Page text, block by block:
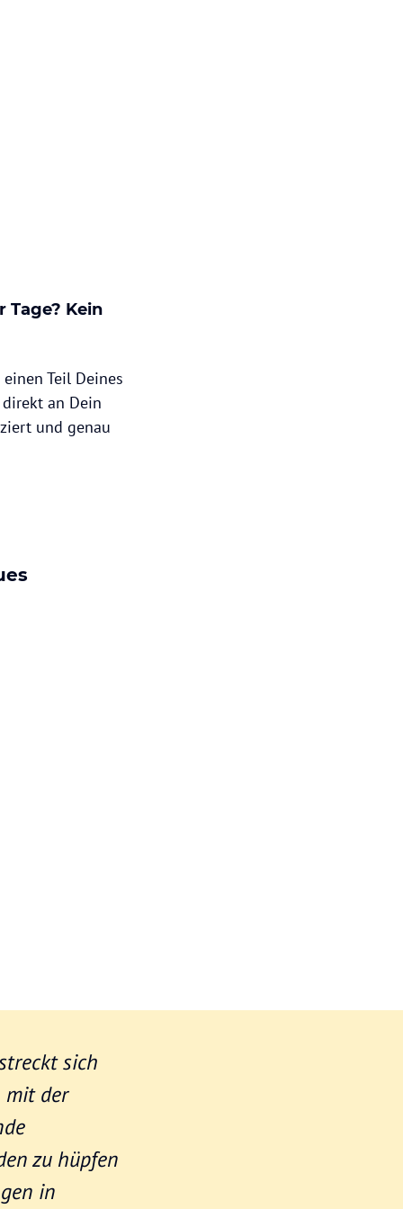
Tage? Kein
Teil Deines
an Dein
und genau
sich
mit der
zu hüpfen
in